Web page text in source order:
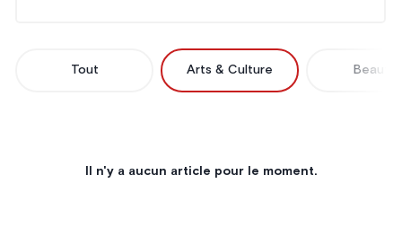
Tout Arts & Culture Beauté
Il n'y a aucun article pour le moment.